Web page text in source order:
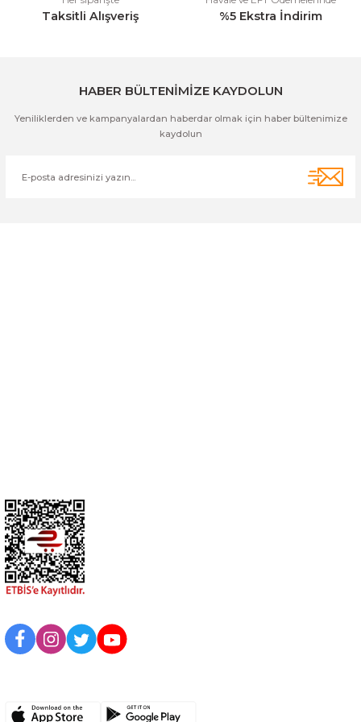
Taksitli Alışveriş %5 Ekstra İndirim
HABER BÜLTENİMİZE KAYDOLUN
Yeniliklerden ve kampanyalardan haberdar olmak için haber bültenimize
kaydolun